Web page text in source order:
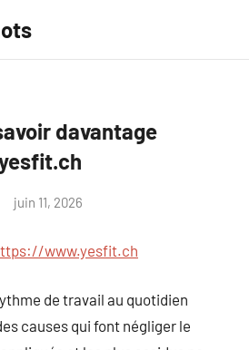
davantage
juin 11, 2026
www.yesfit.ch
de travail au quotidien
causes qui font négliger le